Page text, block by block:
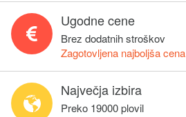
Ugodne cene
Brez dodatnih stroškov
Zagotovljena najboljša cena
Največja izbira
Preko 19000 plovil